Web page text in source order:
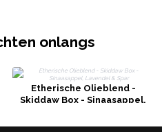
onlangs
Etherische Olieblend -
Skiddaw Box - Sinaasappel,